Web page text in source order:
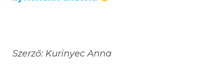
Szerző: Kurinyec Anna